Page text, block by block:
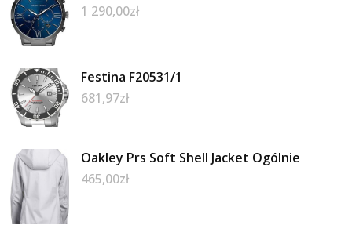
1 290,00zł
Festina F20531/1
681,97zł
Oakley Prs Soft Shell Jacket Ogólnie
465,00zł